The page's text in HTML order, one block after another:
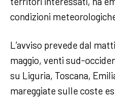
condizioni
L’avviso prevede dal
maggio, venti sud-
su Liguria, Toscana,
mareggiate sulle coste